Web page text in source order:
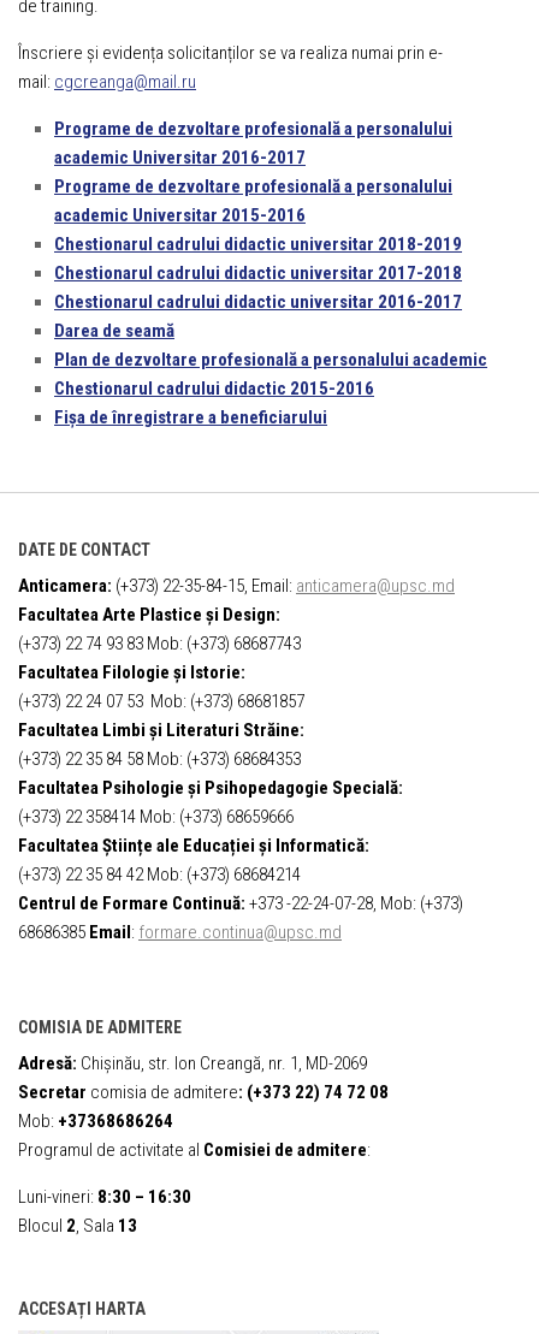
de training.
Înscriere și evidența solicitanților se va realiza numai prin e-
mail: cgcreanga@mail.ru
Programe de dezvoltare profesională a personalului
academic Universitar 2016-2017
Programe de dezvoltare profesională a personalului
academic Universitar 2015-2016
Chestionarul cadrului didactic universitar 2018-2019
Chestionarul cadrului didactic universitar 2017-2018
Chestionarul cadrului didactic universitar 2016-2017
Darea de seamă
Plan de dezvoltare profesională a personalului academic
Chestionarul cadrului didactic 2015-2016
Fișa de înregistrare a beneficiarului
DATE DE CONTACT
Anticamera: (+373) 22-35-84-15, Email: anticamera@upsc.md
Facultatea Arte Plastice și Design:
(+373) 22 74 93 83 Mob: (+373) 68687743
Facultatea Filologie și Istorie:
(+373) 22 24 07 53 Mob: (+373) 68681857
Facultatea Limbi și Literaturi Străine:
(+373) 22 35 84 58 Mob: (+373) 68684353
Facultatea Psihologie și Psihopedagogie Specială:
(+373) 22 358414 Mob: (+373) 68659666
Facultatea Științe ale Educației și Informatică:
(+373) 22 35 84 42 Mob: (+373) 68684214
Centrul de Formare Continuă: +373 -22-24-07-28, Mob: (+373)
68686385 Email: formare.continua@upsc.md
COMISIA DE ADMITERE
Adresă: Chișinău, str. Ion Creangă, nr. 1, MD-2069
Secretar comisia de admitere: (+373 22) 74 72 08
Mob: +37368686264
Programul de activitate al Comisiei de admitere:
Luni-vineri: 8:30 – 16:30
Blocul 2 , Sala 13
ACCESAȚI HARTA